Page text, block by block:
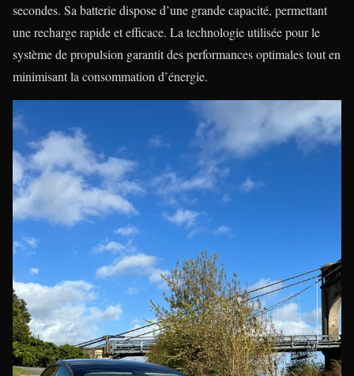
secondes. Sa batterie dispose d’une grande capacité, permettant
une recharge rapide et efficace. La technologie utilisée pour le
système de propulsion garantit des performances optimales tout en
minimisant la consommation d’énergie.